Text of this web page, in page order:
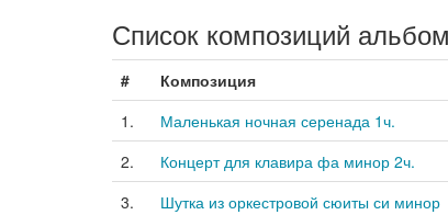
Список композиций
#
Композиция
1.
Маленькая ночная серенада 1ч.
2.
Концерт для клавира фа минор 2ч.
3.
Шутка из оркестровой сюиты си минор